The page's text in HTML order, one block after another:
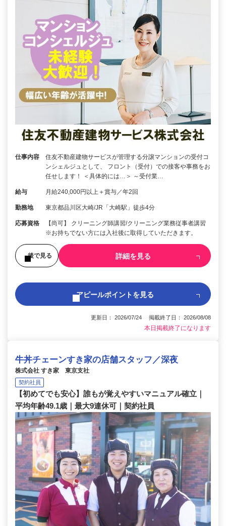
仕事内容
住友不動産建物サービスが管理する分譲マンションの受付コ
ンシェルジュとして、 フロント（受付）での接客や事務をお
任せします！ ＜具体的には…＞ ～受付業…
給与 月給240,000円以上＋賞与／年2回
勤務地 東京都品川区大崎/JR「大崎駅」徒歩4分
応募資格
【尚可】 クリーニング師講習/クリーニング業務従事者講習
※お持ちでない方には入社後に取得していただきます。
後で見る 詳細を見る
アピールポイントを見る
更新日： 2026/07/24 掲載終了日： 2026/08/08
本日掲載終了になります
牛丼チェーンすき家の店舗スタッフ／深夜
株式会社 すき家 東京支社
契約社員
【初めてでも安心】誰もが覚えやすいマニュアル確立｜
平均年齢49.1歳｜最大9連休可｜契約社員